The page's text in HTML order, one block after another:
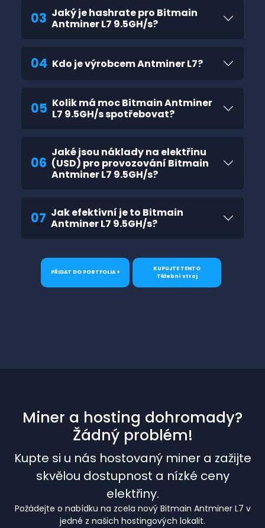
03 Jaký je hashrate pro Bitmain
Antminer L7 9.5GH/s?
04 Kdo je výrobcem Antminer L7?
05 Kolik má moc Bitmain Antminer
L7 9.5GH/s spotřebovat?
06
Jaké jsou náklady na elektřinu
(USD) pro provozování Bitmain
Antminer L7 9.5GH/s?
07 Jak efektivní je to Bitmain
Antminer L7 9.5GH/s?
PŘIDAT DO PORTFOLIA +
KUPUJTE TENTO
Těžební stroj
Miner a hosting dohromady?
Žádný problém!
Kupte si u nás hostovaný miner a zažijte
skvělou dostupnost a nízké ceny
elektřiny.
Požádejte o nabídku na zcela nový Bitmain Antminer L7 v
jedné z našich hostingových lokalit.